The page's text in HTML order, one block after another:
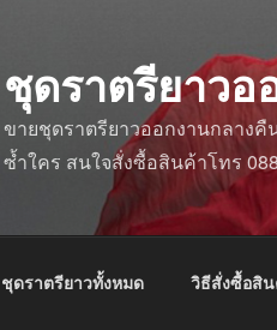
ชุดราตรียาว
ขายชุดราตรียาวออกงานกลาง
ซ้ำใคร สนใจสั่งซื้อสินค้าโทร
ชุดราตรียาวทั้งหมด วิธีสั่งซื้อสิ